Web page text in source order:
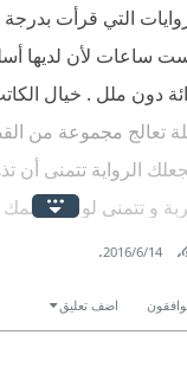
التي قرأت بدرجة
ساعات لأن لديها
دون ملل . خيال
تعالج مجموعة من
الرواية تتمنى أن
و تتمنى لو أن
14‏/6‏/2016
.
اضف تعليق